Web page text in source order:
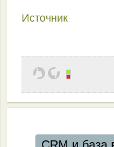
Источник